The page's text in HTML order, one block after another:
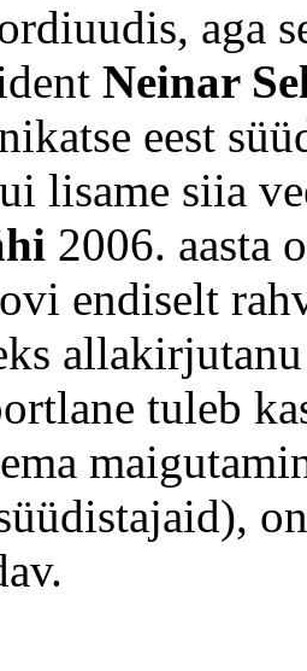
aga
Neinar
eest
lisame siia
2006. aasta
endiselt
tuleb